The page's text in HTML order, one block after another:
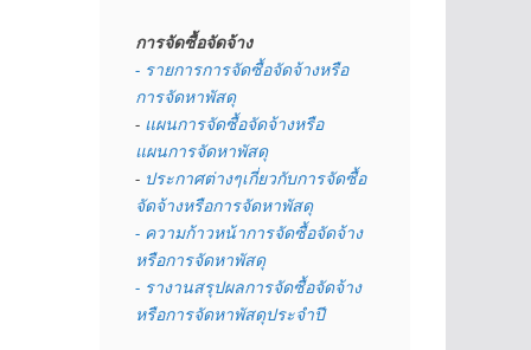
การจัดซื้อจัดจ้าง
- รายการการจัดซื้อจัดจ้างหรือ
การจัดหาพัสดุ
- แผนการจัดซื้อจัดจ้างหรือ
แผนการจัดหาพัสดุ
- ประกาศต่างๆเกี่ยวกับการจัดซื้อ
จัดจ้างหรือการจัดหาพัสดุ
- ความก้าวหน้าการจัดซื้อจัดจ้าง
หรือการจัดหาพัสดุ
- รางานสรุปผลการจัดซื้อจัดจ้าง
หรือการจัดหาพัสดุประจำปี